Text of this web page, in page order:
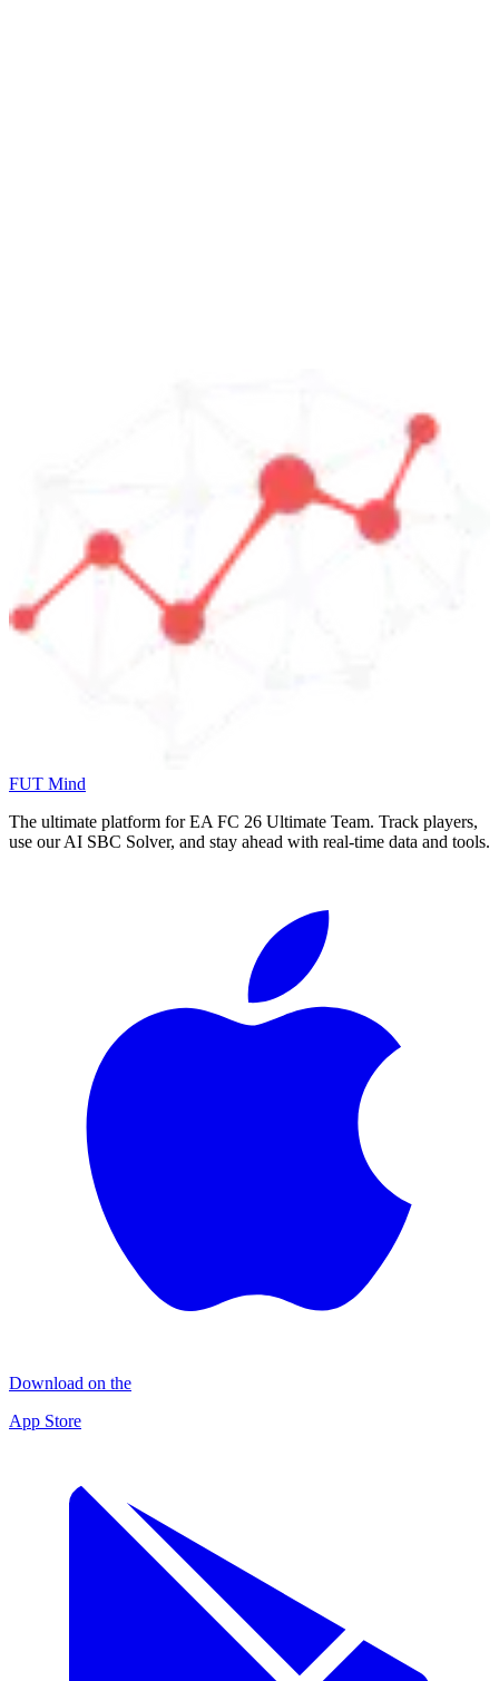
FUT Mind
The ultimate platform for EA FC 26 Ultimate Team. Track players,
use our AI SBC Solver, and stay ahead with real-time data and tools.
Download on the
App Store